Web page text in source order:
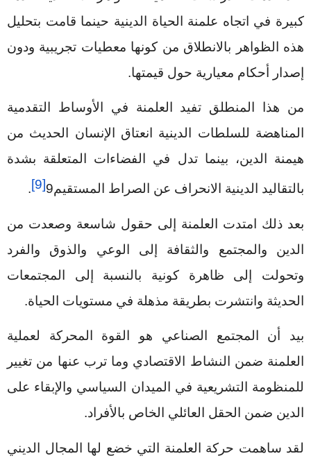
كبيرة في اتجاه علمنة الحياة الدينية حينما قامت بتحليل
هذه الظواهر بالانطلاق من كونها معطيات تجريبية ودون
إصدار أحكام معيارية حول قيمتها.
من هذا المنطلق تفيد العلمنة في الأوساط التقدمية
المناهضة للسلطات الدينية انعتاق الإنسان الحديث من
هيمنة الدين، بينما تدل في الفضاءات المتعلقة بشدة
بالتقاليد الدينية الانحراف عن الصراط المستقيم9
[9]
.
بعد ذلك امتدت العلمنة إلى حقول شاسعة وصعدت من
الدين والمجتمع والثقافة إلى الوعي والذوق والفرد
وتحولت إلى ظاهرة كونية بالنسبة إلى المجتمعات
الحديثة وانتشرت بطريقة مذهلة في مستويات الحياة.
بيد أن المجتمع الصناعي هو القوة المحركة لعملية
العلمنة ضمن النشاط الاقتصادي وما ترب عنها من تغيير
للمنظومة التشريعية في الميدان السياسي والإبقاء على
الدين ضمن الحقل العائلي الخاص بالأفراد.
لقد ساهمت حركة العلمنة التي خضع لها المجال الديني